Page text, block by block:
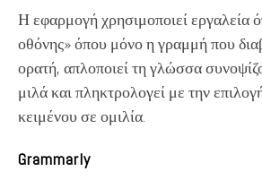
Η εφαρμογή χρησιμοποιεί εργαλεία
οθόνης» όπου μόνο η γραμμή που
ορατή, απλοποιεί τη γλώσσα
μιλά και πληκτρολογεί με την
κειμένου σε ομιλία.
Grammarly